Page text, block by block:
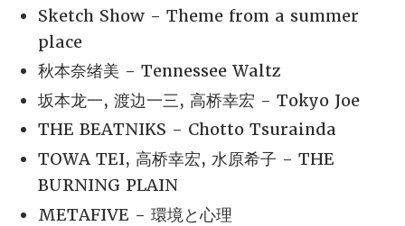
Sketch Show - Theme from a summer
place
秋本奈绪美 - Tennessee Waltz
坂本龙一, 渡边一三, 高桥幸宏 - Tokyo Joe
THE BEATNIKS - Chotto Tsurainda
TOWA TEI, 高桥幸宏, 水原希子 - THE
BURNING PLAIN
METAFIVE - 環境と心理